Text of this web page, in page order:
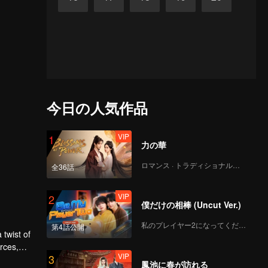
twist of
今日の人気作品
1
全36話
VIP
力の華
ロマンス · トラディショナル・コスチューム
2
第4話公開
VIP
僕だけの相棒 (Uncut Ver.)
私のプレイヤー2になってください
3 VIP
鳳池に春が訪れる